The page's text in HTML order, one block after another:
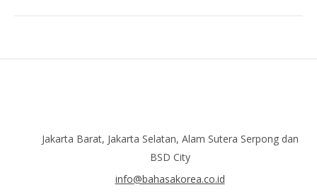
Jakarta Barat, Jakarta Selatan, Alam Sutera Serpong dan
BSD City
info@bahasakorea.co.id